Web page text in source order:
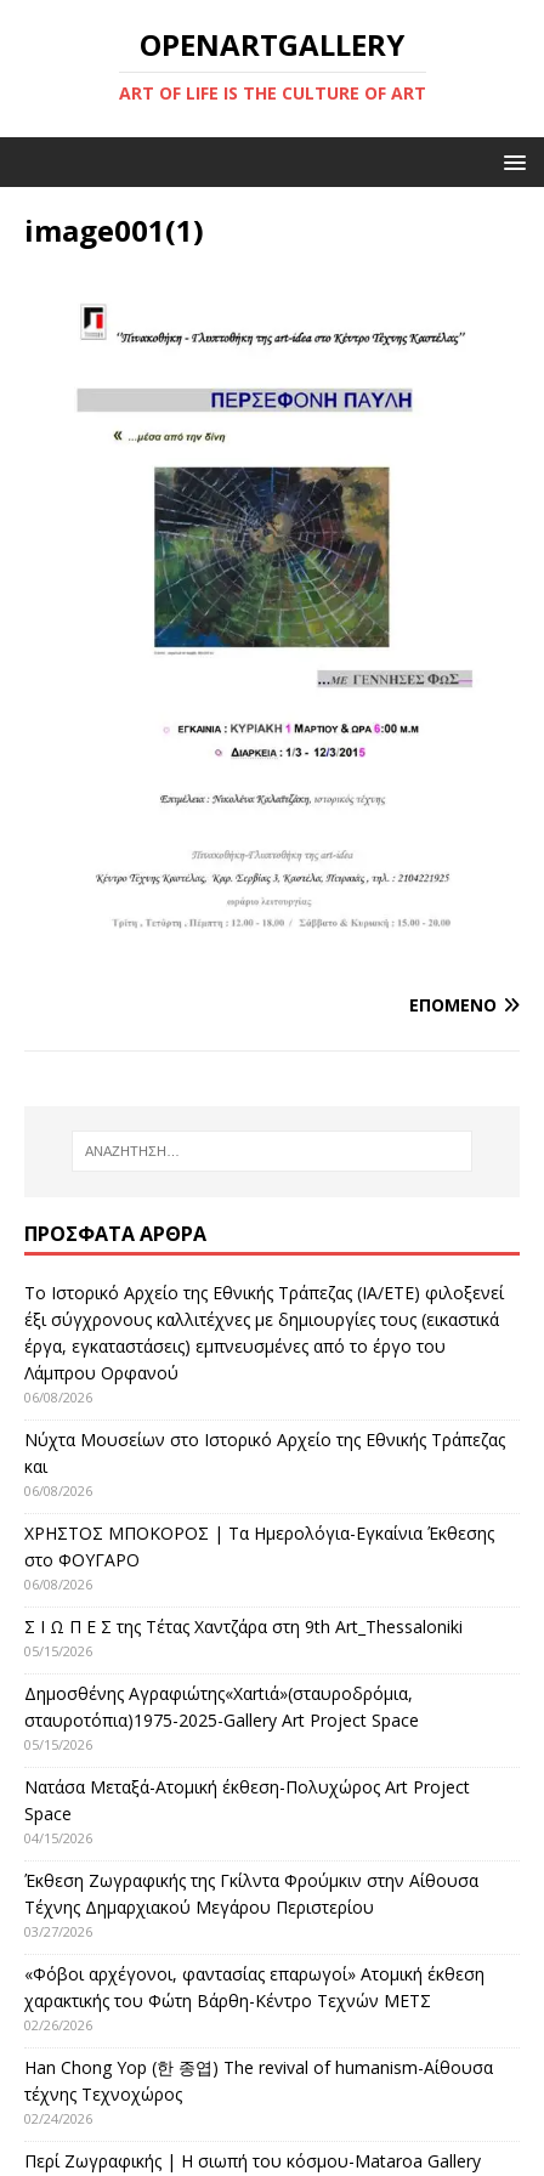
OPENARTGALLERY
ART OF LIFE IS THE CULTURE OF ART
image001(1)
ΕΠΌΜΕΝΟ
ΠΡΌΣΦΑΤΑ ΆΡΘΡΑ
Το Ιστορικό Αρχείο της Εθνικής Τράπεζας (ΙΑ/ΕΤΕ) φιλοξενεί
έξι σύγχρονους καλλιτέχνες με δημιουργίες τους (εικαστικά
έργα, εγκαταστάσεις) εμπνευσμένες από το έργο του
Λάμπρου Ορφανού
06/08/2026
Νύχτα Μουσείων στο Ιστορικό Αρχείο της Εθνικής Τράπεζας
και
06/08/2026
ΧΡΗΣΤΟΣ ΜΠΟΚΟΡΟΣ | Τα Ημερολόγια-Εγκαίνια Έκθεσης
στο ΦΟΥΓΑΡΟ
06/08/2026
Σ Ι Ω Π Ε Σ της Τέτας Χαντζάρα στη 9th Art_Thessaloniki
05/15/2026
Δημοσθένης Αγραφιώτης«Xαrtιά»(σταυροδρόμια,
σταυροτόπια)1975-2025-Gallery Art Project Space
05/15/2026
Νατάσα Μεταξά-Ατομική έκθεση-Πολυχώρος Art Project
Space
04/15/2026
Έκθεση Ζωγραφικής της Γκίλντα Φρούμκιν στην Αίθουσα
Τέχνης Δημαρχιακού Μεγάρου Περιστερίου
03/27/2026
«Φόβοι αρχέγονοι, φαντασίας επαρωγοί» Ατομική έκθεση
χαρακτικής του Φώτη Βάρθη-Κέντρο Τεχνών ΜΕΤΣ
02/26/2026
Han Chong Yop (한 종엽) The revival of humanism-Αίθουσα
τέχνης Τεχνοχώρος
02/24/2026
Περί Ζωγραφικής | Η σιωπή του κόσμου-Mataroa Gallery